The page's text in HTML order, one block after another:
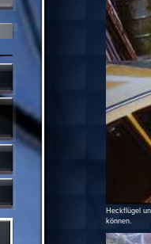
Heckflügel
können.